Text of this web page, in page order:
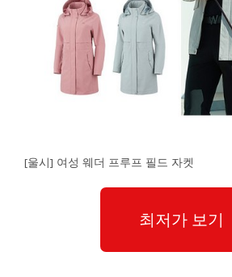
[울시] 여성 웨더 프루프 필드 자켓
최저가 보기